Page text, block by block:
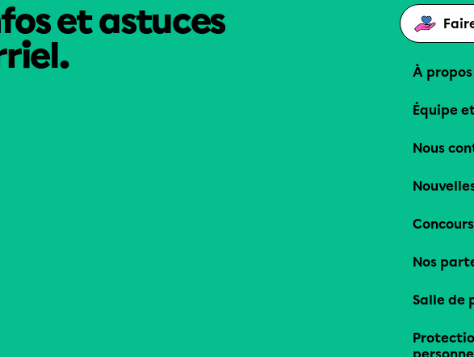
et astuces
À propos
Équipe
Nous
Nos
Salle de